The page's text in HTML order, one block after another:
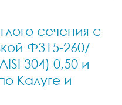
сечения с
Ф315-260/
304) 0,50 и
Калуге и